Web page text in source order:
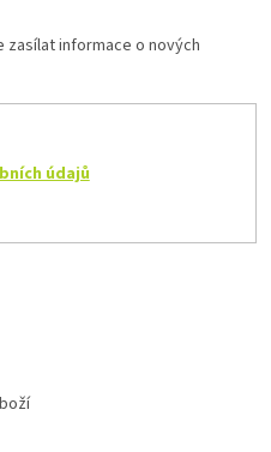
zasílat informace o nových
údajů